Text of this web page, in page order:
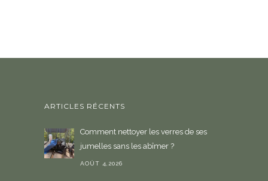
ARTICLES RÉCENTS
Comment nettoyer les verres de ses
jumelles sans les abîmer ?
AOÛT 4,2026